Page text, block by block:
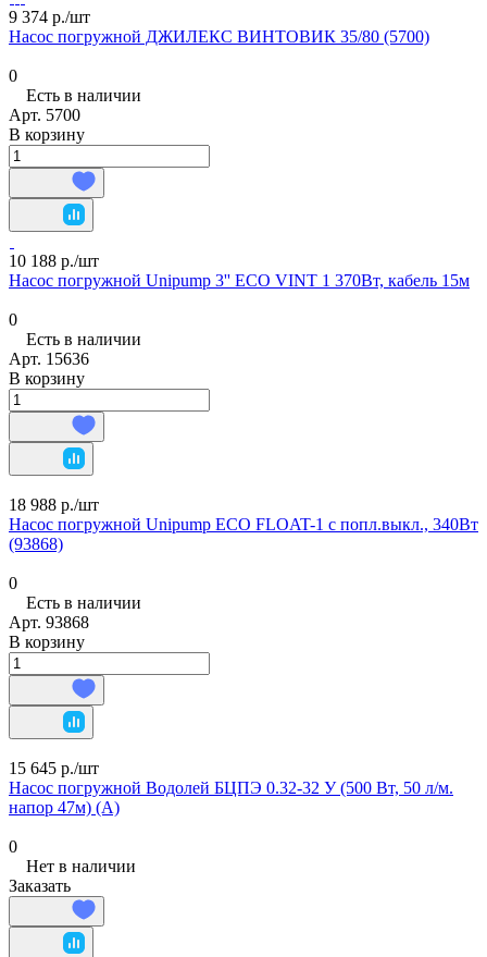
9 374 р./шт
Насос погружной ДЖИЛЕКС ВИНТОВИК 35/80 (5700)
0
Есть в наличии
Арт. 5700
В корзину
10 188 р./шт
Насос погружной Unipump 3'' ECO VINT 1 370Вт, кабель 15м
0
Есть в наличии
Арт. 15636
В корзину
18 988 р./шт
Насос погружной Unipump ECO FLOAT-1 с попл.выкл., 340Вт
(93868)
0
Есть в наличии
Арт. 93868
В корзину
15 645 р./шт
Насос погружной Водолей БЦПЭ 0.32-32 У (500 Вт, 50 л/м.
напор 47м) (А)
0
Нет в наличии
Заказать